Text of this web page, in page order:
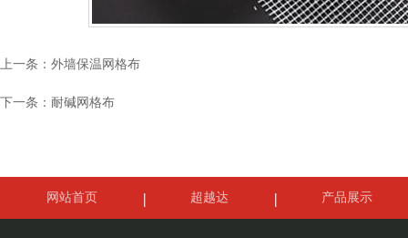
上一条： 外墙保温网格布
下一条： 耐碱网格布
网站首页 超越达 产品展示